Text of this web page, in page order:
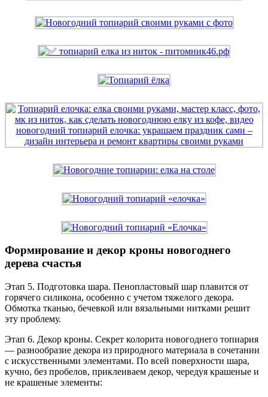
Формирование и декор кроны новогоднего
дерева счастья
Этап 5. Подготовка шара. Пенопластовый шар плавится от
горячего силикона, особенно с учетом тяжелого декора.
Обмотка тканью, бечевкой или вязальными нитками решит
эту проблему.
Этап 6. Декор кроны. Секрет колорита новогоднего топиария
— разнообразие декора из природного материала в сочетании
с искусственными элементами. По всей поверхности шара,
кучно, без пробелов, приклеиваем декор, чередуя крашеные и
не крашеные элементы: